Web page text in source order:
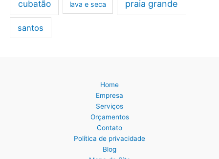
cubatão lava e seca praia grande
santos
Home
Empresa
Serviços
Orçamentos
Contato
Política de privacidade
Blog